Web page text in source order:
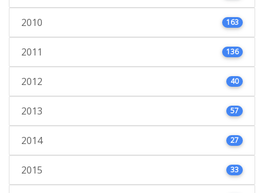
2010 163
2011 136
2012 40
2013 57
2014 27
2015 33